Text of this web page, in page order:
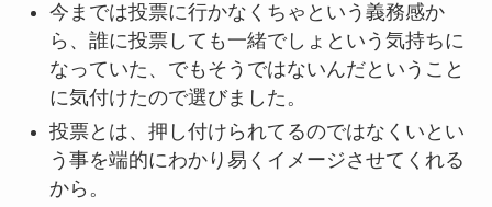
今までは投票に行かなくちゃという義務感か
ら、誰に投票しても一緒でしょという気持ちに
なっていた、でもそうではないんだということ
に気付けたので選びました。
投票とは、押し付けられてるのではなくいとい
う事を端的にわかり易くイメージさせてくれる
から。